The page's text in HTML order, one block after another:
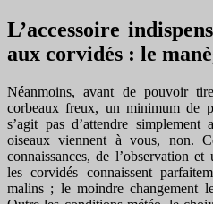
L’accessoire
aux corvidés : le
Néanmoins, avant de pouvoir
corbeaux freux, un minimum de
s’agit pas d’attendre
oiseaux viennent à vous, non.
connaissances, de l’observation
les corvidés connaissent
malins ; le moindre changement